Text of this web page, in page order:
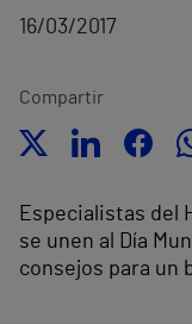
16/03/2017
Compartir
Especialistas del
se unen al Día
consejos para un